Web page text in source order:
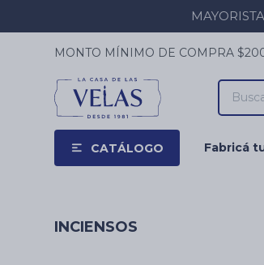
CATÁLOGO Fabricá
MONTO MÍNIMO DE COMPRA
INCIENSOS